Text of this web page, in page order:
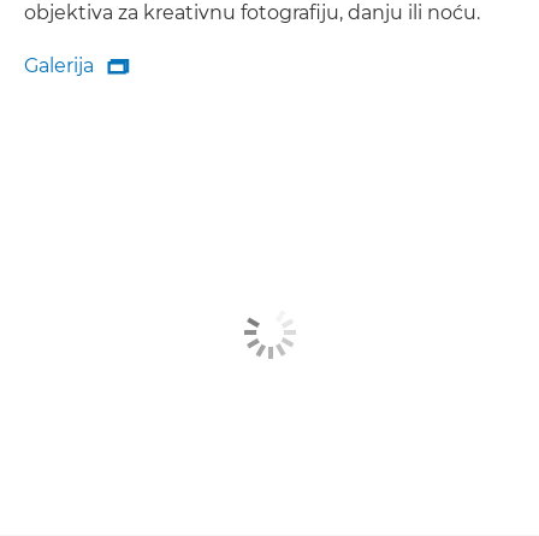
objektiva za kreativnu fotografiju, danju ili noću.
Galerija
Galerija
